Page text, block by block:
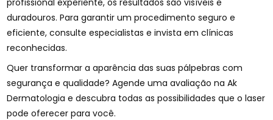
profissional experiente, os resultados são visíveis e
duradouros. Para garantir um procedimento seguro e
eficiente, consulte especialistas e invista em clínicas
reconhecidas.
Quer transformar a aparência das suas pálpebras com
segurança e qualidade? Agende uma avaliação na Ak
Dermatologia e descubra todas as possibilidades que o laser
pode oferecer para você.